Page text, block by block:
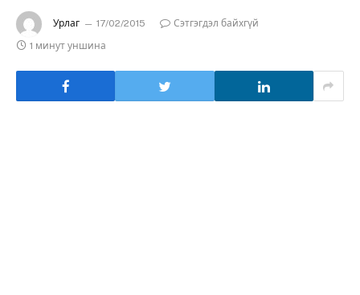
Урлаг 17/02/2015
Сэтгэгдэл байхгүй
1 минут уншина